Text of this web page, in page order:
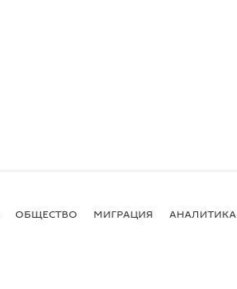
ОБЩЕСТВО МИГРАЦИЯ АНАЛИТИКА